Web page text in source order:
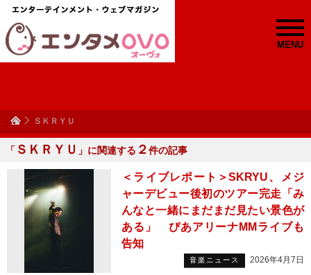
MENU
ＳＫＲＹＵ
「 ＳＫＲＹＵ 」に関連する ２件の記事
＜ライブレポート＞SKRYU、メジ
ャーデビュー後初のツアー完走「み
んなと一緒にまだまだ見たい景色が
ある」 ぴあアリーナMMライブも
告知
音楽ニュース 2026年4月7日